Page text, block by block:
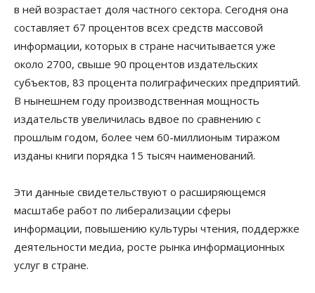
в ней возрастает доля частного сектора. Сегодня она
составляет 67 процентов всех средств массовой
информации, которых в стране насчитывается уже
около 2700, свыше 90 процентов издательских
субъектов, 83 процента полиграфических предприятий.
В нынешнем году производственная мощность
издательств увеличилась вдвое по сравнению с
прошлым годом, более чем 60-миллионым тиражом
изданы книги порядка 15 тысяч наименований.
Эти данные свидетельствуют о расширяющемся
масштабе работ по либерализации сферы
информации, повышению культуры чтения, поддержке
деятельности медиа, росте рынка информационных
услуг в стране.